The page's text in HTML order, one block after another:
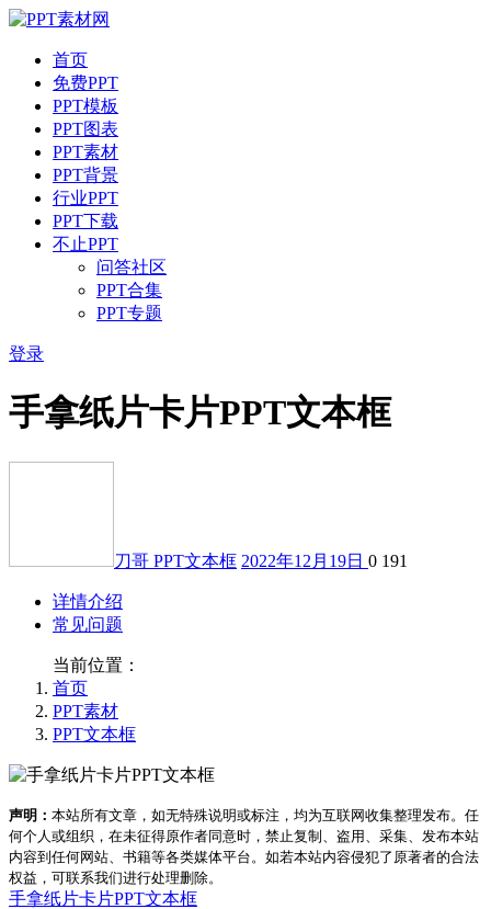
首页
免费PPT
PPT模板
PPT图表
PPT素材
PPT背景
行业PPT
PPT下载
不止PPT
问答社区
PPT合集
PPT专题
登录
手拿纸片卡片PPT文本框
刀哥 PPT文本框 2022年12月19日 0 191
详情介绍
常见问题
当前位置：
首页
PPT素材
PPT文本框
声明： 本站所有文章，如无特殊说明或标注，均为互联网收集整理发布。任
何个人或组织，在未征得原作者同意时，禁止复制、盗用、采集、发布本站
内容到任何网站、书籍等各类媒体平台。如若本站内容侵犯了原著者的合法
权益，可联系我们进行处理删除。
手拿纸片卡片PPT文本框